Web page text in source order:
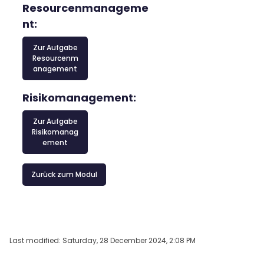
Resourcenmanageme
nt:
Zur Aufgabe
Resourcenm
anagement
Risikomanagement:
Zur Aufgabe
Risikomanag
ement
Zurück zum Modul
Last modified: Saturday, 28 December 2024, 2:08 PM